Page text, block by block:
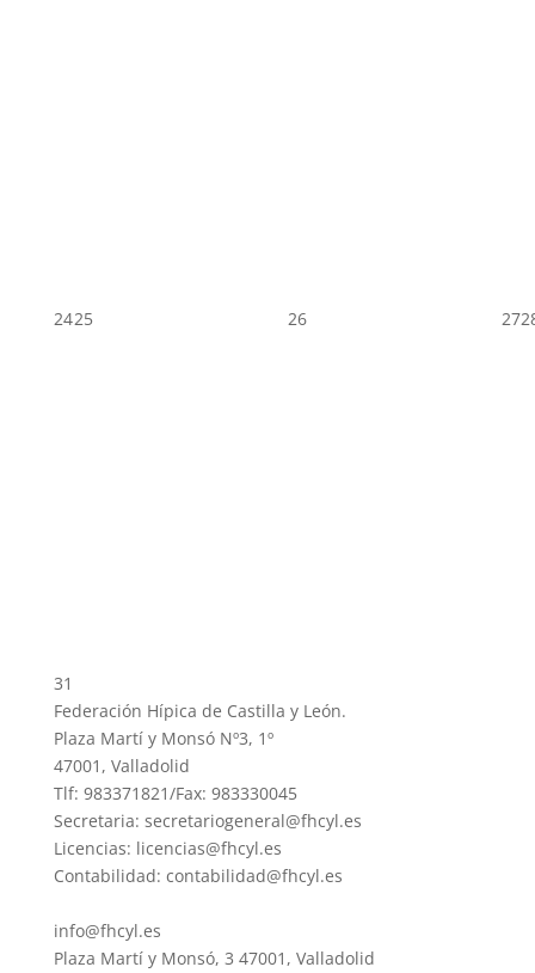
2425 26 27
31
Federación Hípica de Castilla y León.
Plaza Martí y Monsó Nº3, 1º
47001, Valladolid
Tlf: 983371821/Fax: 983330045
Secretaria: secretariogeneral@fhcyl.es
Licencias: licencias@fhcyl.es
Contabilidad: contabilidad@fhcyl.es
info@fhcyl.es
Plaza Martí y Monsó, 3 47001, Valladolid